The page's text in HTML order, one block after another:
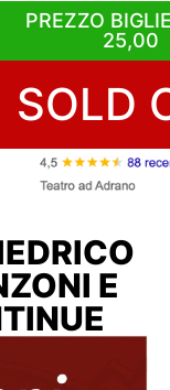
PREZZO
25,00
SOLD
E